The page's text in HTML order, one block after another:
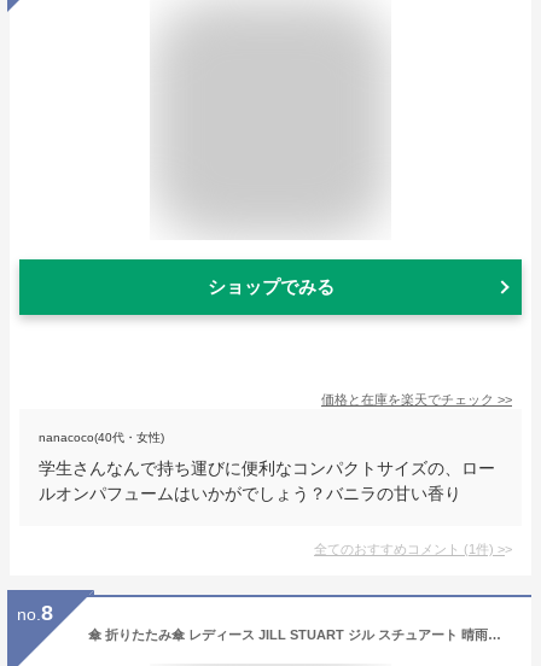
ショップでみる
価格と在庫を楽天でチェック >>
nanacoco(40代・女性)
学生さんなんで持ち運びに便利なコンパクトサイズの、ロー
ルオンパフュームはいかがでしょう？バニラの甘い香り
全てのおすすめコメント (1件) >
no. 8
傘 折りたたみ傘 レディース JILL STUART ジル スチュアート 晴雨兼用 日傘 UV99％以上 遮光 遮熱 折りたたみ 折りたたみ雨傘 雨傘 折畳み傘 フリル ラメ エレガント 上品 可愛い 女性 50cm コンパクト 通勤 撥水 かさ カサ 黒 ギフト 母の日 1JI22030